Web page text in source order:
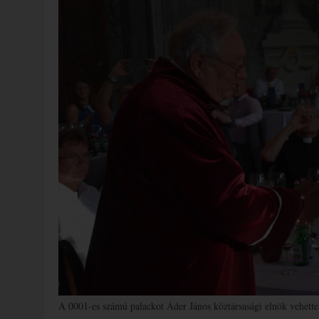
A 0001-es számú palackot Áder János köztársasági elnök